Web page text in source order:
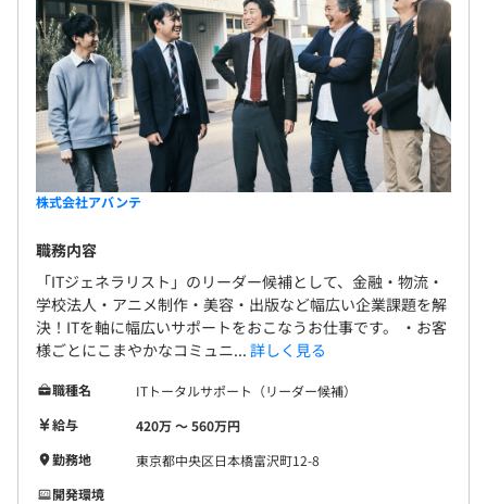
株式会社アバンテ
職務内容
「ITジェネラリスト」のリーダー候補として、金融・物流・
学校法人・アニメ制作・美容・出版など幅広い企業課題を解
決！ITを軸に幅広いサポートをおこなうお仕事です。 ・お客
様ごとにこまやかなコミュニ... 詳しく見る
職種名
ITトータルサポート（リーダー候補）
給与
420万 〜 560万円
勤務地
東京都中央区日本橋富沢町12-8
開発環境